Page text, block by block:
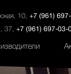
10, +7 (961)
37, +7 (961) 697-03-
Салоны